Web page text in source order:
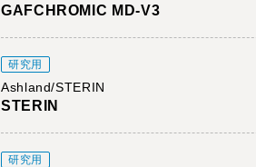
GAFCHROMIC MD-V3
研究用
Ashland/STERIN
STERIN
研究用